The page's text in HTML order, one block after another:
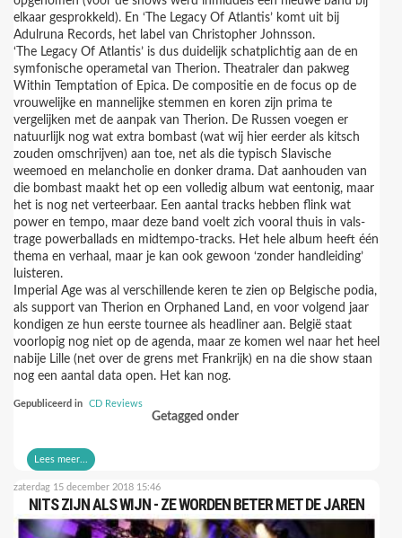
elkaar gesprokkeld). En ‘The Legacy Of Atlantis’ komt uit bij
Adulruna Records, het label van Christopher Johnsson.
‘The Legacy Of Atlantis’ is dus duidelijk schatplichtig aan de en
symfonische operametal van Therion. Theatraler dan pakweg
Within Temptation of Epica. De compositie en de focus op de
vrouwelijke en mannelijke stemmen en koren zijn prima te
vergelijken met de aanpak van Therion. De Russen voegen er
natuurlijk nog wat extra bombast (wat wij hier eerder als kitsch
zouden omschrijven) aan toe, net als die typisch Slavische
weemoed en melancholie en donker drama. Dat aanhouden van
die bombast maakt het op een volledig album wat eentonig, maar
het is nog net verteerbaar. Een aantal tracks hebben flink wat
power en tempo, maar deze band voelt zich vooral thuis in vals-
trage powerballads en midtempo-tracks. Het hele album heeft één
thema en verhaal, maar je kan ook gewoon ‘zonder handleiding’
luisteren.
Imperial Age was al verschillende keren te zien op Belgische podia,
als support van Therion en Orphaned Land, en voor volgend jaar
kondigen ze hun eerste tournee als headliner aan. België staat
voorlopig nog niet op de agenda, maar ze komen wel naar het heel
nabije Lille (net over de grens met Frankrijk) en na die show staan
nog een aantal data open. Het kan nog.
Gepubliceerd in CD Reviews
Getagged onder
Lees meer...
zaterdag 15 december 2018 15:46
NITS ZIJN ALS WIJN - ZE WORDEN BETER MET DE JAREN